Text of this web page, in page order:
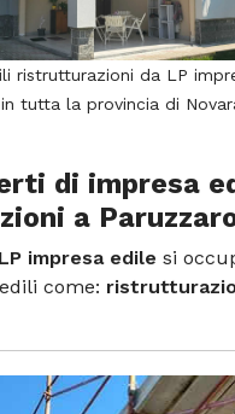
ristrutturazioni da LP
tutta la provincia di
di impresa
a
LP impresa edile si
come: